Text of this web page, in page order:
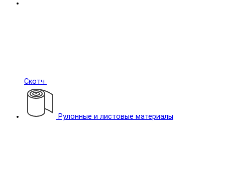
Скотч
Рулонные и листовые материалы